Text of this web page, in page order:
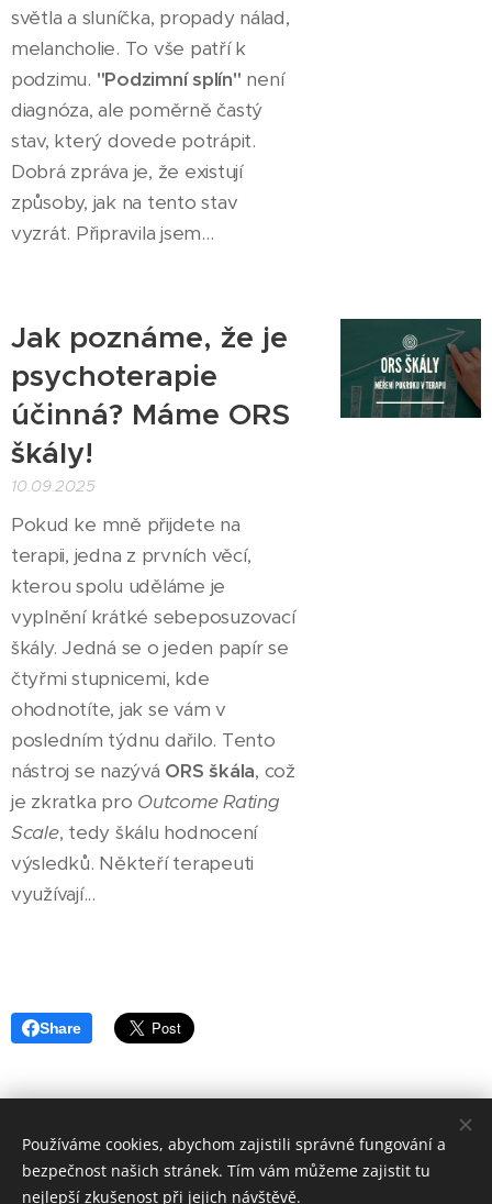
světla a sluníčka, propady nálad,
melancholie. To vše patří k
podzimu. "Podzimní splín" není
diagnóza, ale poměrně častý
stav, který dovede potrápit.
Dobrá zpráva je, že existují
způsoby, jak na tento stav
vyzrát. Připravila jsem...
Jak poznáme, že je
psychoterapie
účinná? Máme ORS
škály!
10.09.2025
Pokud ke mně přijdete na
terapii, jedna z prvních věcí,
kterou spolu uděláme je
vyplnění krátké sebeposuzovací
škály. Jedná se o jeden papír se
čtyřmi stupnicemi, kde
ohodnotíte, jak se vám v
posledním týdnu dařilo. Tento
nástroj se nazývá ORS škála, což
je zkratka pro Outcome Rating
Scale, tedy škálu hodnocení
výsledků. Někteří terapeuti
využívají...
Share
Mgr. Jana Schee, Antonína Vaška 144, Háj ve Slezsku, 747 92,
Používáme cookies, abychom zajistili správné fungování a
bezpečnost našich stránek. Tím vám můžeme zajistit tu
nejlepší zkušenost při jejich návštěvě.